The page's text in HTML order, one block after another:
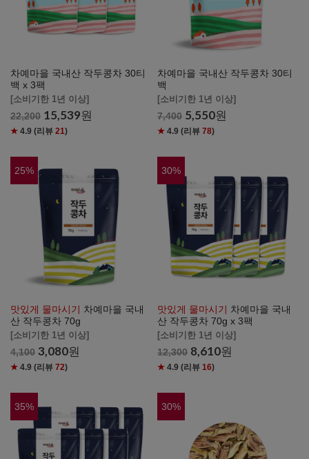
차예마을 국내산 작두콩차 30티
백 x 3팩
[소비기한 1년 이상]
22,200 15,539원
★ 4.9 (리뷰 21)
차예마을 국내산 작두콩차 30티
백
[소비기한 1년 이상]
7,400 5,550원
★ 4.9 (리뷰78)
25%
맛있게 물마시기 차예마을 국내
산 작두콩차 70g
[소비기한 1년 이상]
4,100 3,080원
★ 4.9 (리뷰 72)
30%
맛있게 물마시기 차예마을 국내
산 작두콩차 70g x 3팩
[소비기한 1년 이상]
12,300 8,610원
★ 4.9 (리뷰 16)
35% 30%